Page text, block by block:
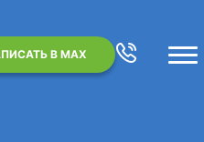
В MAX